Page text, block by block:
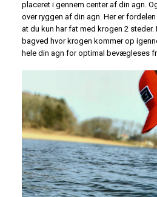
placeret i gennem center af din agn.
over ryggen af din agn. Her er
at du kun har fat med krogen 2
bagved hvor krogen kommer op
hele din agn for optimal bevægleses